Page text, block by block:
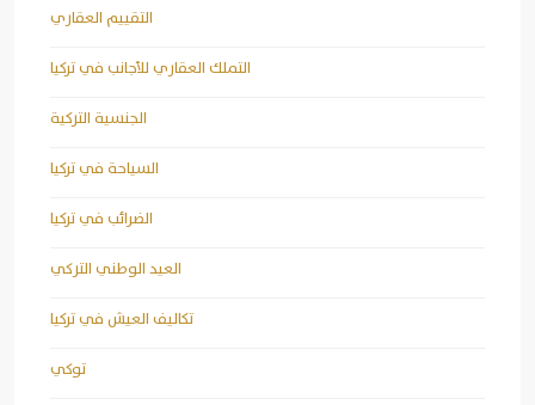
التقييم العقاري
التملك العقاري للأجانب في تركيا
الجنسية التركية
السياحة في تركيا
الضرائب في تركيا
العيد الوطني التركي
تكاليف العيش في تركيا
توكي